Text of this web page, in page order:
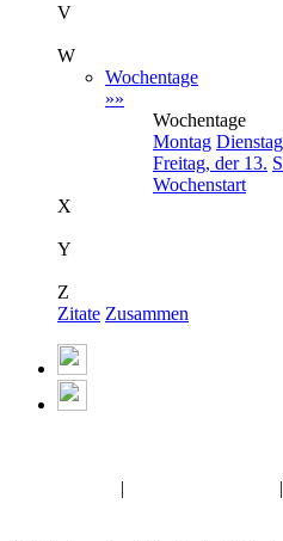
V
W
Wochentage
»»
Wochentage
Montag Dienstag
Freitag, der 13.
Wochenstart
X
Y
Z
Zitate Zusammen
| |